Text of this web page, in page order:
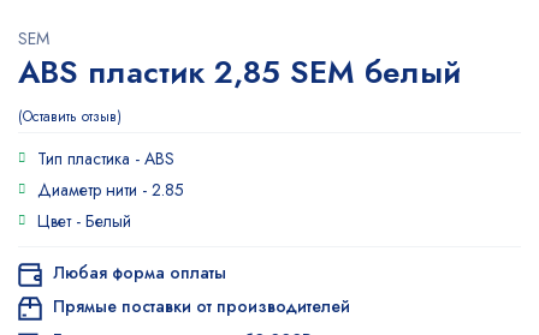
SEM
ABS пластик 2,85 SEM белый
Оставить отзыв
Тип пластика - ABS
Диаметр нити - 2.85
Цвет - Белый
Любая форма оплаты
Прямые поставки от производителей